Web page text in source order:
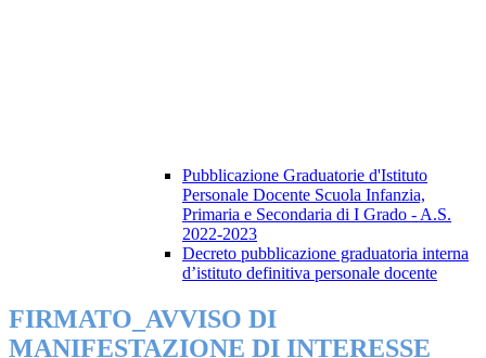
Pubblicazione Graduatorie d'Istituto
Personale Docente Scuola Infanzia,
Primaria e Secondaria di I Grado - A.S.
2022-2023
Decreto pubblicazione graduatoria interna
d’istituto definitiva personale docente
FIRMATO_AVVISO DI
MANIFESTAZIONE DI INTERESSE